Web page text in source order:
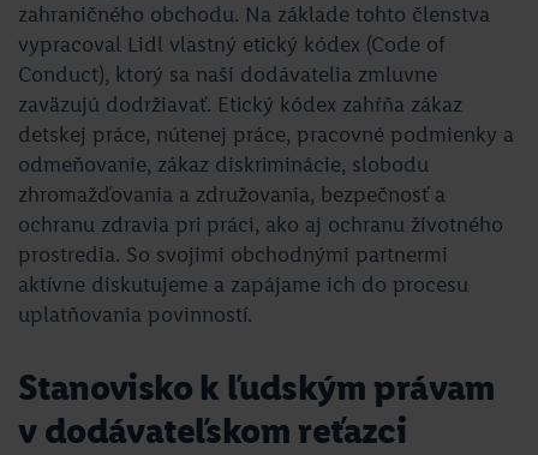
zahraničného obchodu. Na základe tohto členstva
vypracoval Lidl vlastný etický kódex (Code of
Conduct), ktorý sa naši dodávatelia zmluvne
zaväzujú dodržiavať. Etický kódex zahŕňa zákaz
detskej práce, nútenej práce, pracovné podmienky a
odmeňovanie, zákaz diskriminácie, slobodu
zhromažďovania a združovania, bezpečnosť a
ochranu zdravia pri práci, ako aj ochranu životného
prostredia. So svojimi obchodnými partnermi
aktívne diskutujeme a zapájame ich do procesu
uplatňovania povinností.
Stanovisko k ľudským právam
v dodávateľskom reťazci